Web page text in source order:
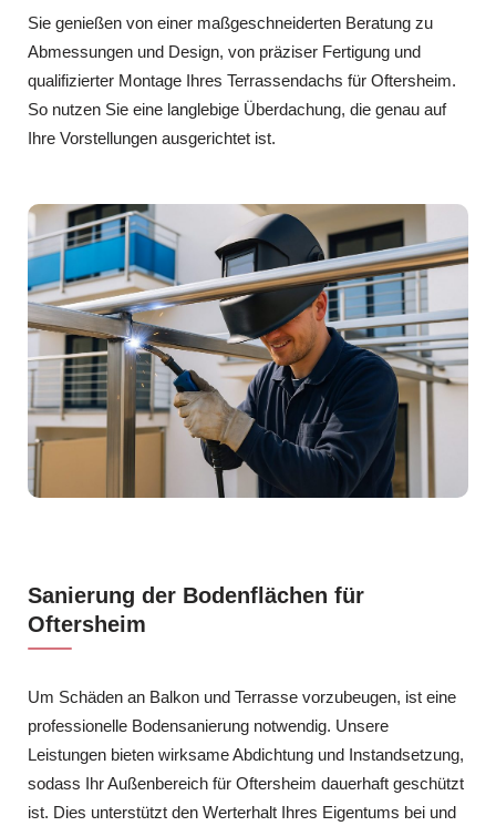
Sie genießen von einer maßgeschneiderten Beratung zu
Abmessungen und Design, von präziser Fertigung und
qualifizierter Montage Ihres Terrassendachs für Oftersheim.
So nutzen Sie eine langlebige Überdachung, die genau auf
Ihre Vorstellungen ausgerichtet ist.
Sanierung der Bodenflächen für
Oftersheim
Um Schäden an Balkon und Terrasse vorzubeugen, ist eine
professionelle Bodensanierung notwendig. Unsere
Leistungen bieten wirksame Abdichtung und Instandsetzung,
sodass Ihr Außenbereich für Oftersheim dauerhaft geschützt
ist. Dies unterstützt den Werterhalt Ihres Eigentums bei und